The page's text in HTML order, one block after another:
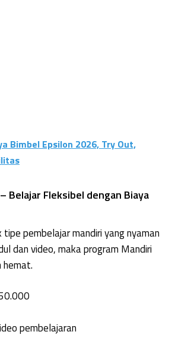
Bimbel Epsilon 2026, Try Out,
Belajar Fleksibel dengan Biaya
tipe pembelajar mandiri yang nyaman
dan video, maka program Mandiri
hemat.
pembelajaran